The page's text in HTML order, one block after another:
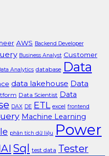
AWS Backend Developer
Business Analyst Customer
Analytics database Data
data lakehouse Data
Data Scientist Data
DAX DE ETL excel frontend
Machine Learning
phân tích dữ liệu
Power
Sql test data Tester